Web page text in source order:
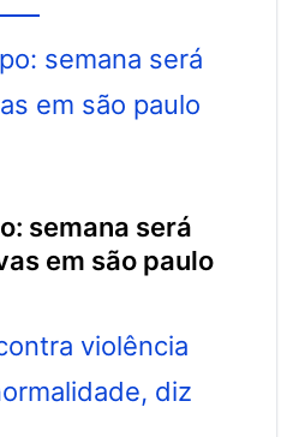
em são paulo